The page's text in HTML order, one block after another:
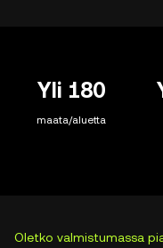
Yli 180
maata/aluetta
Oletko valmistumassa